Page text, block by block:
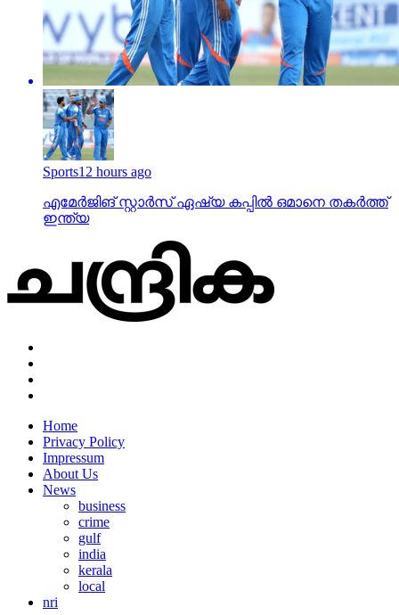
Sports12 hours ago
എമേര്‍ജിങ് സ്റ്റാര്‍സ് ഏഷ്യ കപ്പില്‍ ഒമാനെ തകര്‍ത്ത്
ഇന്ത്യ
Home
Privacy Policy
Impressum
About Us
News
business
crime
gulf
india
kerala
local
nri